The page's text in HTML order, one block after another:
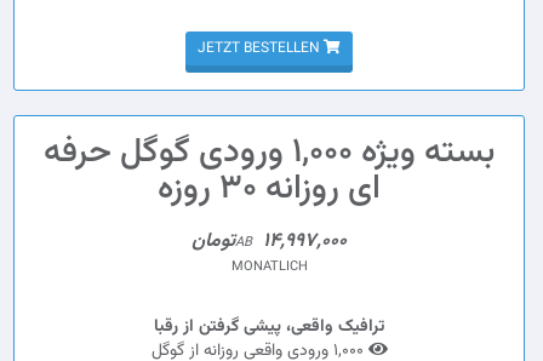
JETZT BESTELLEN
بسته ویژه 1,000 ورودی گوگل حرفه
ای روزانه 30 روزه
AB 14,997,000تومان
MONATLICH
ترافیک واقعی، پیشی گرفتن از رقبا